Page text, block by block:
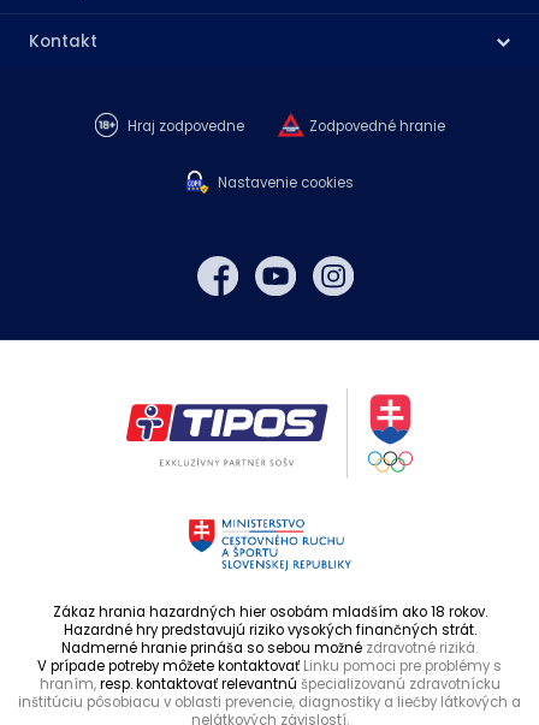
Kontakt
Hraj zodpovedne Zodpovedné hranie
Nastavenie cookies
Zákaz hrania hazardných hier osobám mladším ako 18 rokov.
Hazardné hry predstavujú riziko vysokých finančných strát.
Nadmerné hranie prináša so sebou možné zdravotné riziká.
V prípade potreby môžete kontaktovaťLinku pomoci pre problémy s
hraním,resp. kontaktovať relevantnú špecializovanú zdravotnícku
inštitúciu pôsobiacu v oblasti prevencie, diagnostiky a liečby látkových a
nelátkových závislostí.